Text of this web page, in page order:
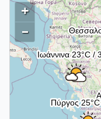
+
–